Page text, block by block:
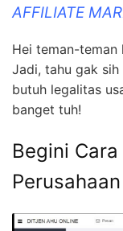
AFFILIATE
Hei teman-teman
Jadi, tahu gak
butuh legalitas
banget tuh!
Begini